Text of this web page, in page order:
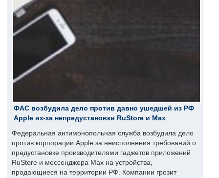
ФАС возбудила дело против давно ушедшей из РФ
Apple из-за непредустановки RuStore и Max
Федеральная антимонопольная служба возбудила дело
против корпорации Apple за неисполнения требований о
предустановке производителями гаджетов приложений
RuStore и мессенджера Max на устройства,
продающиеся на территории РФ. Компании грозит